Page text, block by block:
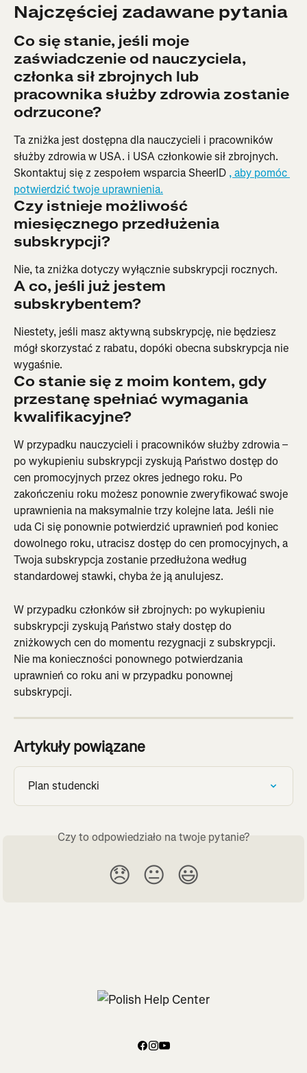
Najczęściej zadawane pytania
Co się stanie, jeśli moje
zaświadczenie od nauczyciela,
członka sił zbrojnych lub
pracownika służby zdrowia zostanie
odrzucone?
Ta zniżka jest dostępna dla nauczycieli i pracowników
służby zdrowia w USA. i USA członkowie sił zbrojnych.
Skontaktuj się z zespołem wsparcia SheerID , aby pomóc
potwierdzić twoje uprawnienia.
Czy istnieje możliwość
miesięcznego przedłużenia
subskrypcji?
Nie, ta zniżka dotyczy wyłącznie subskrypcji rocznych.
A co, jeśli już jestem
subskrybentem?
Niestety, jeśli masz aktywną subskrypcję, nie będziesz
mógł skorzystać z rabatu, dopóki obecna subskrypcja nie
wygaśnie.
Co stanie się z moim kontem, gdy
przestanę spełniać wymagania
kwalifikacyjne?
W przypadku nauczycieli i pracowników służby zdrowia –
po wykupieniu subskrypcji zyskują Państwo dostęp do
cen promocyjnych przez okres jednego roku. Po
zakończeniu roku możesz ponownie zweryfikować swoje
uprawnienia na maksymalnie trzy kolejne lata. Jeśli nie
uda Ci się ponownie potwierdzić uprawnień pod koniec
dowolnego roku, utracisz dostęp do cen promocyjnych, a
Twoja subskrypcja zostanie przedłużona według
standardowej stawki, chyba że ją anulujesz.
W przypadku członków sił zbrojnych: po wykupieniu
subskrypcji zyskują Państwo stały dostęp do
zniżkowych cen do momentu rezygnacji z subskrypcji.
Nie ma konieczności ponownego potwierdzania
uprawnień co roku ani w przypadku ponownej
subskrypcji.
Artykuły powiązane
Plan studencki
Czy to odpowiedziało na twoje pytanie?
😞 😐 😃